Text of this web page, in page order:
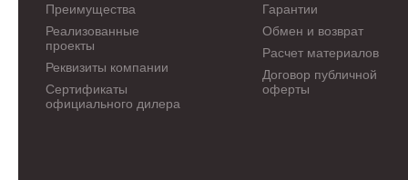
Преимущества
Реализованные
проекты
Реквизиты компании
Сертификаты
официального дилера
Гарантии
Обмен и возврат
Расчет материалов
Договор публичной
оферты